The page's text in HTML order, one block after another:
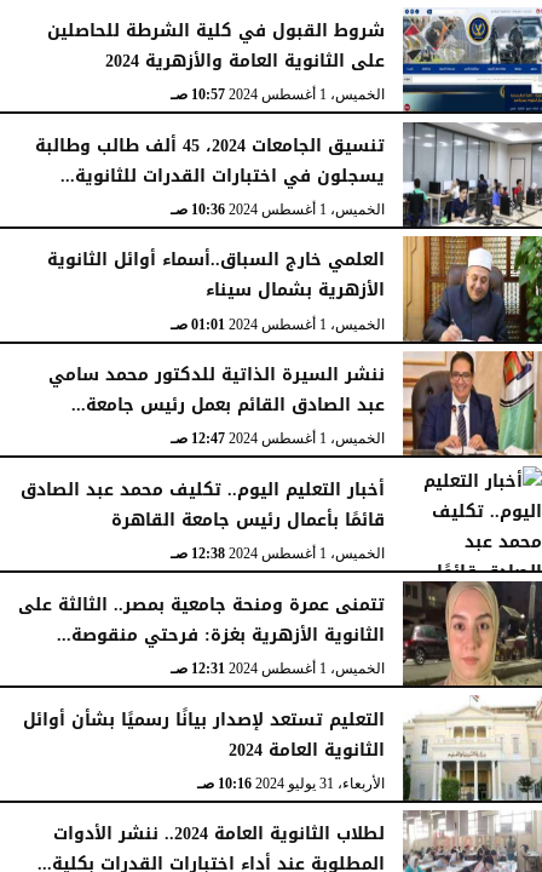
شروط القبول في كلية الشرطة للحاصلين
على الثانوية العامة والأزهرية 2024
الخميس، 1 أغسطس 2024 10:57 صـ
تنسيق الجامعات 2024، 45 ألف طالب وطالبة
يسجلون في اختبارات القدرات للثانوية...
الخميس، 1 أغسطس 2024 10:36 صـ
العلمي خارج السباق..أسماء أوائل الثانوية
الأزهرية بشمال سيناء
الخميس، 1 أغسطس 2024 01:01 صـ
ننشر السيرة الذاتية للدكتور محمد سامي
عبد الصادق القائم بعمل رئيس جامعة...
الخميس، 1 أغسطس 2024 12:47 صـ
أخبار التعليم اليوم.. تكليف محمد عبد الصادق
قائمًا بأعمال رئيس جامعة القاهرة
الخميس، 1 أغسطس 2024 12:38 صـ
تتمنى عمرة ومنحة جامعية بمصر.. الثالثة على
الثانوية الأزهرية بغزة: فرحتي منقوصة...
الخميس، 1 أغسطس 2024 12:31 صـ
التعليم تستعد لإصدار بيانًا رسميًا بشأن أوائل
الثانوية العامة 2024
الأربعاء، 31 يوليو 2024 10:16 صـ
لطلاب الثانوية العامة 2024.. ننشر الأدوات
المطلوبة عند أداء اختبارات القدرات بكلية...